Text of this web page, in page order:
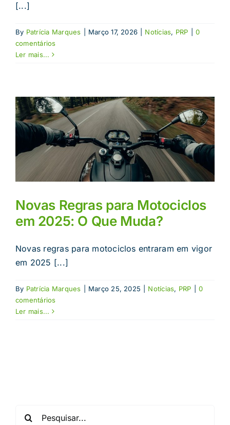
[...]
By Patrícia Marques Março 17, 2026 Notícias, PRP
0
comentários
Ler mais...
Novas Regras para Motociclos
em 2025: O Que Muda?
Novas regras para motociclos entraram em vigor
em 2025 [...]
By Patrícia Marques Março 25, 2025 Notícias, PRP
0
comentários
Ler mais...